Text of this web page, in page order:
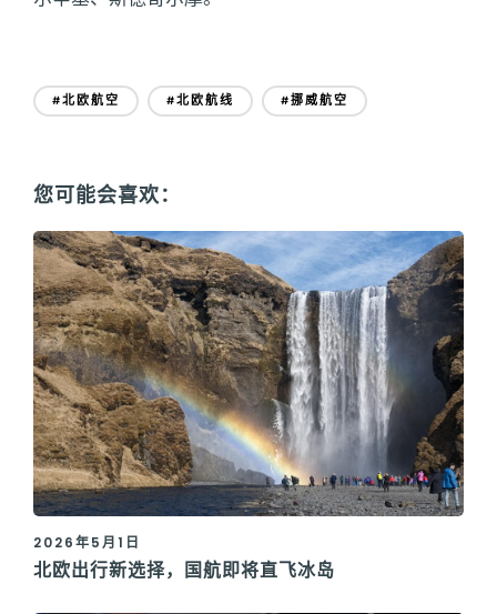
#北欧航空 #北欧航线 #挪威航空
您可能会喜欢：
2026年5月1日
北欧出行新选择，国航即将直飞冰岛